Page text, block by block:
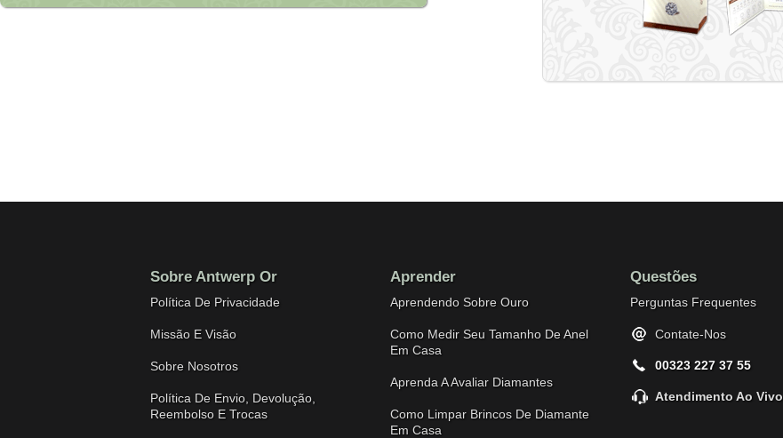
Sobre Antwerp Or
Política De Privacidade
Missão E Visão
Sobre Nosotros
Política De Envio, Devolução,
Reembolso E Trocas
Aprender
Aprendendo Sobre Ouro
Como Medir Seu Tamanho De Anel
Em Casa
Aprenda A Avaliar Diamantes
Como Limpar Brincos De Diamante
Em Casa
Questões
Perguntas Frequentes
Contate-Nos
00323 227 37 55
Atendimento Ao Vivo